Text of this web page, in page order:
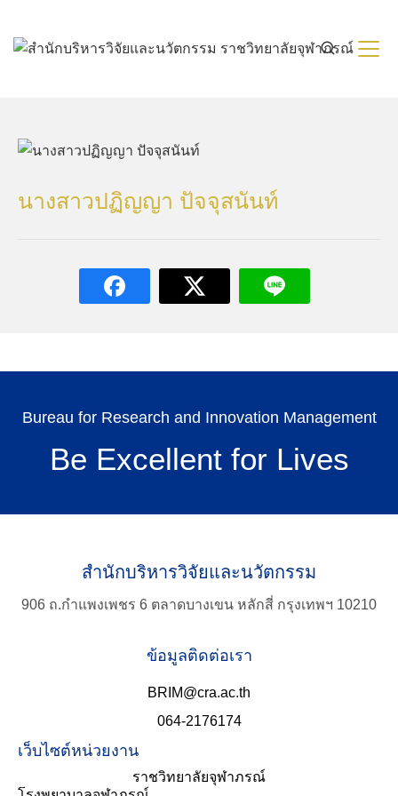
content
นางสาวปฏิญญา ปัจจุสนันท์
Bureau for Research and Innovation Management
Be Excellent for Lives
สำนักบริหารวิจัยและนวัตกรรม
906 ถ.กำแพงเพชร 6 ตลาดบางเขน หลักสี่ กรุงเทพฯ 10210
ข้อมูลติดต่อเรา
BRIM@cra.ac.th
064-2176174
เว็บไซต์หน่วยงาน
ราชวิทยาลัยจุฬาภรณ์